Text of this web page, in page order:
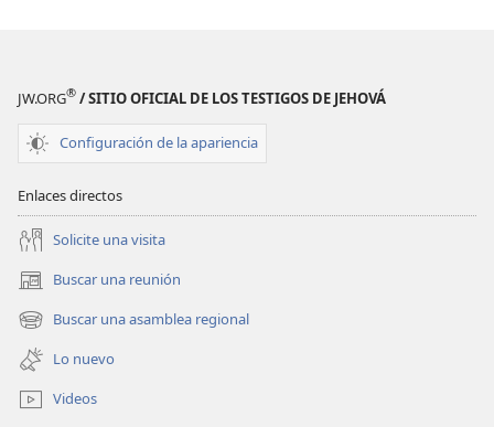
JW.ORG® / SITIO OFICIAL DE LOS TESTIGOS DE JEHOVÁ
Configuración de la apariencia
Enlaces directos
Solicite una visita
Buscar una reunión
(abre
una
nueva
ventana)
Buscar una asamblea regional
(abre
una
nueva
ventana)
Lo nuevo
Videos